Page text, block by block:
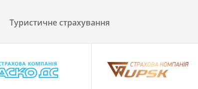
Туристичне страхування